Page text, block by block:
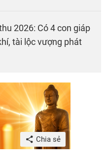
2026: Có 4 con giáp
tài lộc vượng phát
Chia sẻ